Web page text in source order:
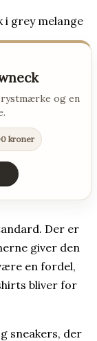
og en
kroner
Der er
giver den
en fordel,
bliver for
sneakers, der